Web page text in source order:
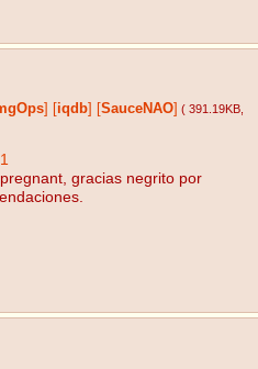
iqdb SauceNAO ( 391.19KB
gracias negrito por